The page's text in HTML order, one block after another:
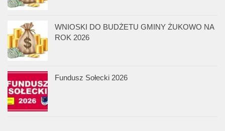
WNIOSKI DO BUDŻETU GMINY ŻUKOWO NA
ROK 2026
Fundusz Sołecki 2026